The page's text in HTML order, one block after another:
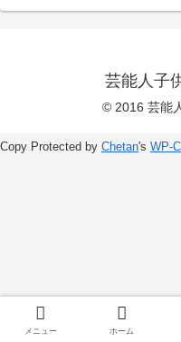
芸能人子
© 2016 芸能
メニュー ホーム
Copy Protected by Chetan's WP-